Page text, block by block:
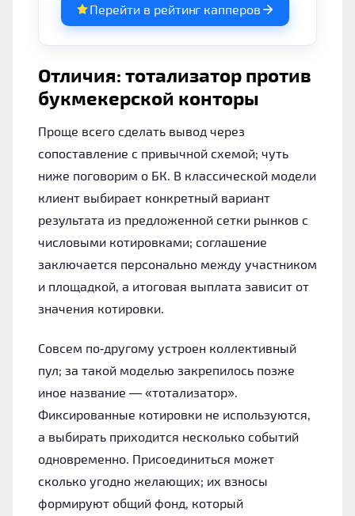
Перейти в рейтинг капперов
Отличия: тотализатор против
букмекерской конторы
Проще всего сделать вывод через
сопоставление с привычной схемой; чуть
ниже поговорим о БК. В классической модели
клиент выбирает конкретный вариант
результата из предложенной сетки рынков с
числовыми котировками; соглашение
заключается персонально между участником
и площадкой, а итоговая выплата зависит от
значения котировки.
Совсем по‑другому устроен коллективный
пул; за такой моделью закрепилось позже
иное название — «тотализатор».
Фиксированные котировки не используются,
а выбирать приходится несколько событий
одновременно. Присоединиться может
сколько угодно желающих; их взносы
формируют общий фонд, который